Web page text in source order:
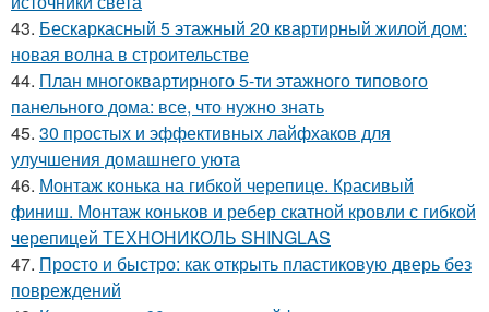
43. Бескаркасный 5 этажный 20 квартирный жилой дом:
новая волна в строительстве
44. План многоквартирного 5-ти этажного типового
панельного дома: все, что нужно знать
45. 30 простых и эффективных лайфхаков для
улучшения домашнего уюта
46. Монтаж конька на гибкой черепице. Красивый
финиш. Монтаж коньков и ребер скатной кровли с гибкой
черепицей ТЕХНОНИКОЛЬ SHINGLAS
47. Просто и быстро: как открыть пластиковую дверь без
повреждений